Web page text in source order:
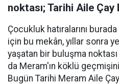
noktası; Tarihi Aile Çay
Çocukluk hatıralarını
için bu mekân, yıllar sonra
yaşatan bir buluşma
da Meram'ın köklü
Bugün Tarihi Meram Aile